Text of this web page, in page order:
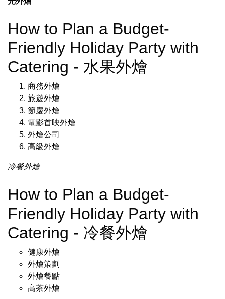
How to Plan a Budget-
Friendly Holiday Party with
Catering - 水果外燴
商務外燴
旅遊外燴
節慶外燴
電影首映外燴
外燴公司
高級外燴
冷餐外燴
How to Plan a Budget-
Friendly Holiday Party with
Catering - 冷餐外燴
健康外燴
外燴策劃
外燴餐點
高茶外燴